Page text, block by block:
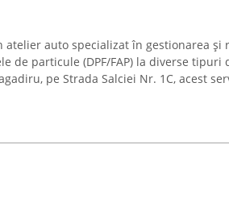
atelier auto specializat în gestionarea și
de particule (DPF/FAP) la diverse tipuri
pe Strada Salciei Nr. 1C, acest